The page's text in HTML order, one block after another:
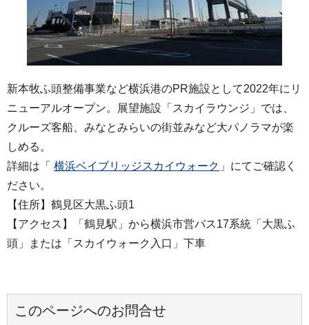
新本牧ふ頭整備事業など横浜港のPR施設として2022年にリ
ニューアルオープン。展望施設「スカイラウンジ」では、
クルーズ客船、みなとみらいの街並みなど大パノラマが楽
しめる。
詳細は「 横浜ベイブリッジスカイウォーク 」にてご確認く
ださい。
【住所】鶴見区大黒ふ頭1
【アクセス】「鶴見駅」から横浜市営バス17系統「大黒ふ
頭」または「スカイウォーク入口」下車
このページへのお問合せ